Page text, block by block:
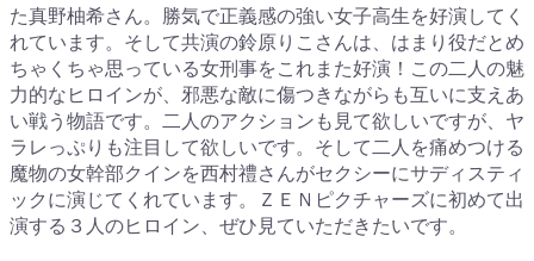
た真野柚希さん。勝気で正義感の強い女子高生を好演してく
れています。そして共演の鈴原りこさんは、はまり役だとめ
ちゃくちゃ思っている女刑事をこれまた好演！この二人の魅
力的なヒロインが、邪悪な敵に傷つきながらも互いに支えあ
い戦う物語です。二人のアクションも見て欲しいですが、ヤ
ラレっぷりも注目して欲しいです。そして二人を痛めつける
魔物の女幹部クインを西村禮さんがセクシーにサディスティ
ックに演じてくれています。ＺＥＮピクチャーズに初めて出
演する３人のヒロイン、ぜひ見ていただきたいです。